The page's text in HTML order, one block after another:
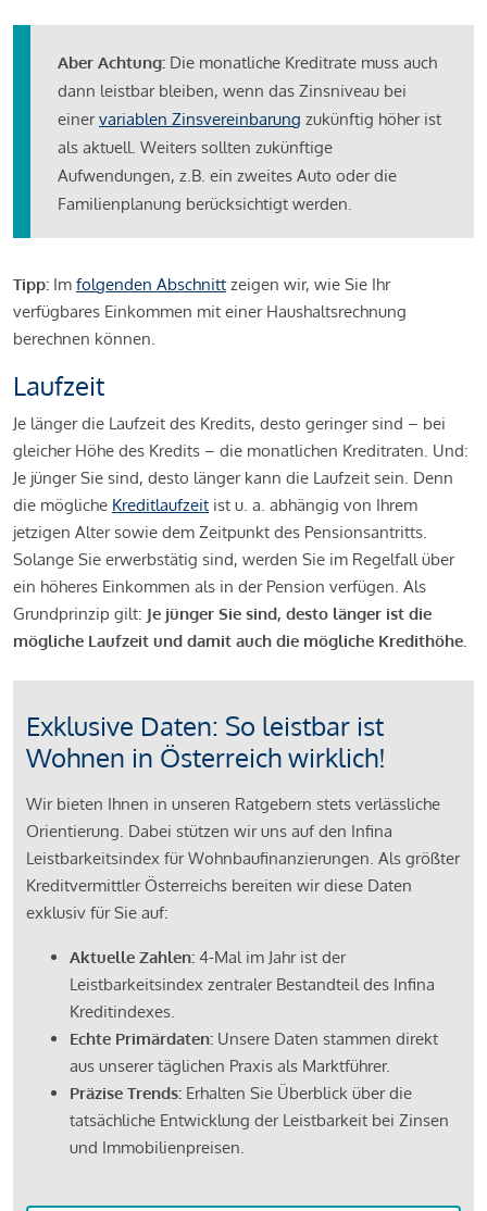
Aber Achtung: Die monatliche Kreditrate muss auch
dann leistbar bleiben, wenn das Zinsniveau bei
einervariablen Zinsvereinbarung zukünftig höher ist
als aktuell. Weiters sollten zukünftige
Aufwendungen, z.B. ein zweites Auto oder die
Familienplanung berücksichtigt werden.
Tipp: Im folgenden Abschnitt zeigen wir, wie Sie Ihr
verfügbares Einkommen mit einer Haushaltsrechnung
berechnen können.
Laufzeit
Je länger die Laufzeit des Kredits, desto geringer sind – bei
gleicher Höhe des Kredits – die monatlichen Kreditraten. Und:
Je jünger Sie sind, desto länger kann die Laufzeit sein. Denn
die mögliche Kreditlaufzeit ist u. a. abhängig von Ihrem
jetzigen Alter sowie dem Zeitpunkt des Pensionsantritts.
Solange Sie erwerbstätig sind, werden Sie im Regelfall über
ein höheres Einkommen als in der Pension verfügen. Als
Grundprinzip gilt: Je jünger Sie sind, desto länger ist die
mögliche Laufzeit und damit auch die mögliche Kredithöhe.
Exklusive Daten: So leistbar ist
Wohnen in Österreich wirklich!
Wir bieten Ihnen in unseren Ratgebern stets verlässliche
Orientierung. Dabei stützen wir uns auf den Infina
Leistbarkeitsindex für Wohnbaufinanzierungen. Als größter
Kreditvermittler Österreichs bereiten wir diese Daten
exklusiv für Sie auf:
Aktuelle Zahlen: 4-Mal im Jahr ist der
Leistbarkeitsindex zentraler Bestandteil des Infina
Kreditindexes.
Echte Primärdaten: Unsere Daten stammen direkt
aus unserer täglichen Praxis als Marktführer.
Präzise Trends: Erhalten Sie Überblick über die
tatsächliche Entwicklung der Leistbarkeit bei Zinsen
und Immobilienpreisen.